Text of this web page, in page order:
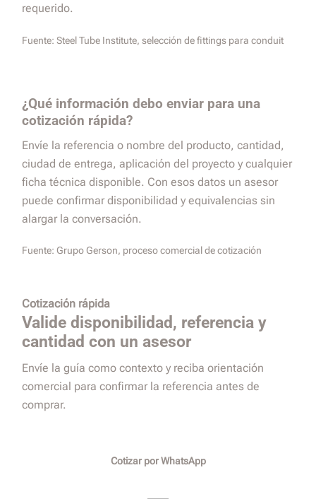
requerido.
Fuente: Steel Tube Institute, selección de fittings para conduit
¿Qué información debo enviar para una
cotización rápida?
Envíe la referencia o nombre del producto, cantidad,
ciudad de entrega, aplicación del proyecto y cualquier
ficha técnica disponible. Con esos datos un asesor
puede confirmar disponibilidad y equivalencias sin
alargar la conversación.
Fuente: Grupo Gerson, proceso comercial de cotización
Cotización rápida
Valide disponibilidad, referencia y
cantidad con un asesor
Envíe la guía como contexto y reciba orientación
comercial para confirmar la referencia antes de
comprar.
Cotizar por WhatsApp